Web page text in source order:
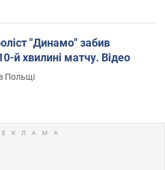
"Динамо" забив
й хвилині матчу. Відео
Польщі